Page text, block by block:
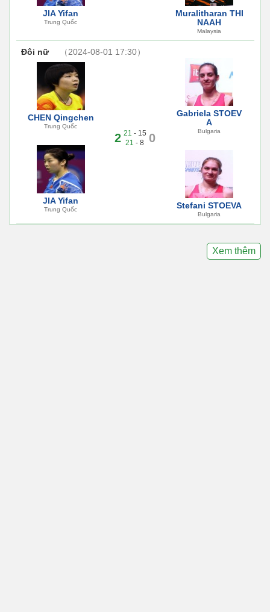
JIA Yifan
Trung Quốc
Muralitharan THI
NAAH
Malaysia
Đôi nữ （2024-08-01 17:30）
CHEN Qingchen
Trung Quốc
JIA Yifan
Trung Quốc
2 21 - 15
21 - 8 0
Gabriela STOEV
A
Bulgaria
Stefani STOEVA
Bulgaria
Xem thêm